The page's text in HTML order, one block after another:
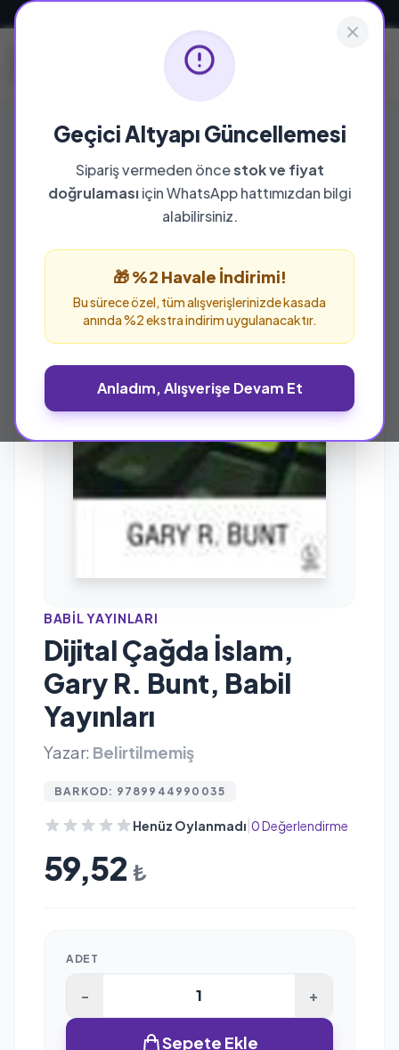
Geçici Altyapı Güncellemesi
Sipariş vermeden öncestok ve fiyat
doğrulamasıiçin WhatsApp hattımızdan bilgi
alabilirsiniz.
🎁 %2 Havale İndirimi!
Bu sürece özel, tüm alışverişlerinizde kasada
anında %2 ekstra indirim uygulanacaktır.
Anladım, Alışverişe Devam Et
BABIL YAYINLARI
Dijital Çağda İslam,
Gary R. Bunt, Babil
Yayınları
Yazar: Belirtilmemiş
BARKOD: 9789944990035
Henüz Oylanmadı|0 Değerlendirme
59,52 ₺
ADET
- +
Sepete Ekle